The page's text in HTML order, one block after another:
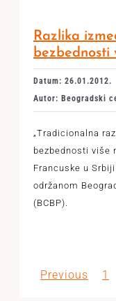
Razlika
bezbednosti
Datum: 26.01.2012.
Autor: Beogradski
„Tradicionalna
bezbednosti više
Francuske u
održanom
(BCBP).
Previous 1